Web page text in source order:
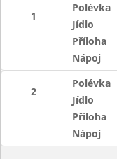
1
Polévka
Jídlo
Příloha
Nápoj
2
Polévka
Jídlo
Příloha
Nápoj